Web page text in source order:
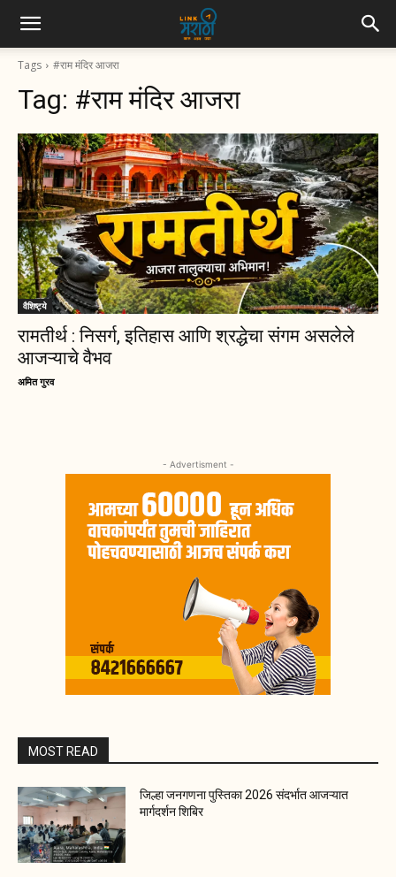
Tags #राम मंदिर आजरा
Tag: #राम मंदिर आजरा
वैशिष्ट्ये
रामतीर्थ : निसर्ग, इतिहास आणि श्रद्धेचा संगम असलेले
आजऱ्याचे वैभव
अमित गुरव
- Advertisment -
MOST READ
जिल्हा जनगणना पुस्तिका 2026 संदर्भात आजऱ्यात
मार्गदर्शन शिबिर